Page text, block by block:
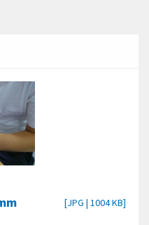
[JPG | 1004 KB]